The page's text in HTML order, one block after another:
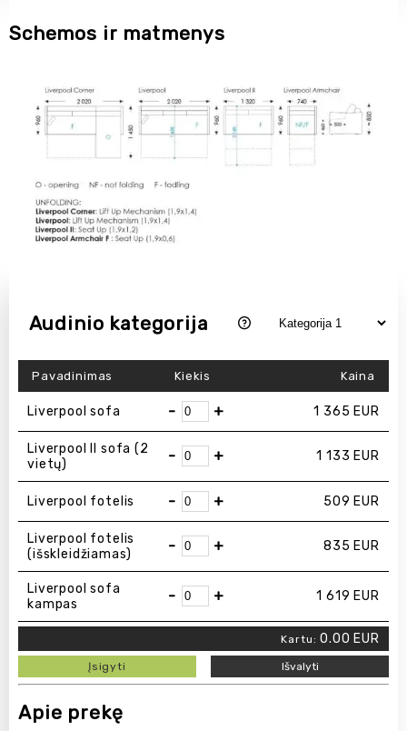
Schemos ir matmenys
Audinio kategorija
Pavadinimas Kiekis Kaina
Liverpool sofa - + 1 365 EUR
Liverpool ІІ sofa (2
vietų)
- + 1 133 EUR
Liverpool fotelis - + 509 EUR
Liverpool fotelis
(išskleidžiamas)
- + 835 EUR
Liverpool sofa
kampas
- + 1 619 EUR
Kartu:0.00 EUR
Įsigyti Išvalyti
Apie prekę